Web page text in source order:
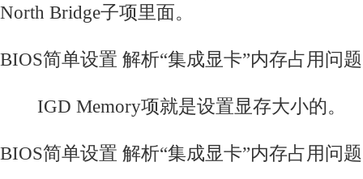
North Bridge子项里面。
BIOS简单设置 解析“集成显卡”内存占用问题
IGD Memory项就是设置显存大小的。
BIOS简单设置 解析“集成显卡”内存占用问